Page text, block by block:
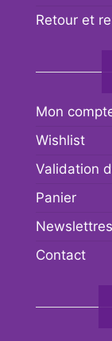
Retour et
Mon
Wishlist
Validation
Panier
Newslettres
Contact